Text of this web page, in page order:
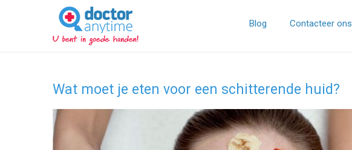
DoctorAnyTime
You
are
in
Blog Contacteer ons
Wat moet je eten voor een schitterende huid?